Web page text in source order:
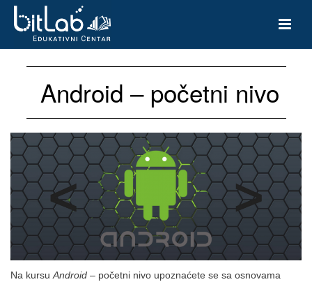
Android – početni nivo
Na kursu Android – početni nivo upoznaćete se sa osnovama